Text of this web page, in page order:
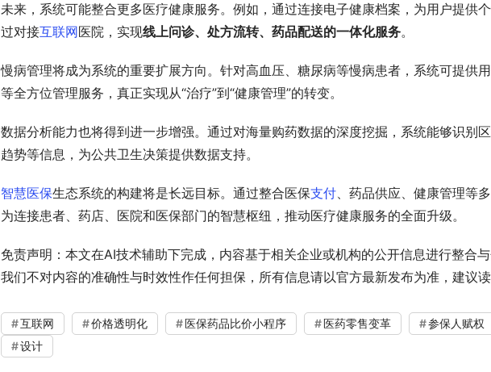
未来，系统可能整合更多医疗健康服务。例如，通过连接电子健康档案，为用户提供
过对接互联网医院，实现线上问诊、处方流转、药品配送的一体化服务。
慢病管理将成为系统的重要扩展方向。针对高血压、糖尿病等慢病患者，系统可提供
等全方位管理服务，真正实现从“治疗”到“健康管理”的转变。
数据分析能力也将得到进一步增强。通过对海量购药数据的深度挖掘，系统能够识别
趋势等信息，为公共卫生决策提供数据支持。
智慧医保生态系统的构建将是长远目标。通过整合医保支付、药品供应、健康管理等
为连接患者、药店、医院和医保部门的智慧枢纽，推动医疗健康服务的全面升级。
免责声明：本文在AI技术辅助下完成，内容基于相关企业或机构的公开信息进行整合与
我们不对内容的准确性与时效性作任何担保，所有信息请以官方最新发布为准，建议读
互联网 价格透明化 医保药品比价小程序 医药零售变革 参保人赋权
设计